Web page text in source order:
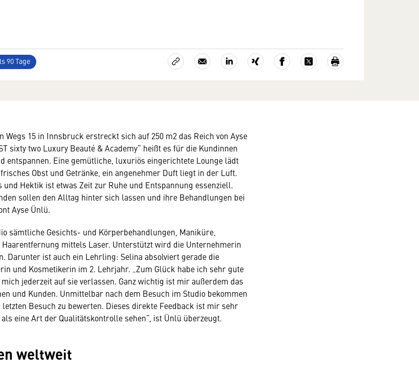
90 Tage
Wegs 15 in Innsbruck erstreckt sich auf 250 m2 das Reich von Ayse
sixty two Luxury Beauté & Academy“ heißt es für die Kundinnen
entspannen. Eine gemütliche, luxuriös eingerichtete Lounge lädt
Obst und Getränke, ein angenehmer Duft liegt in der Luft.
und Hektik ist etwas Zeit zur Ruhe und Entspannung essenziell.
sollen den Alltag hinter sich lassen und ihre Behandlungen bei
Ayse Ünlü.
sämtliche Gesichts- und Körperbehandlungen, Maniküre,
mittels Laser. Unterstützt wird die Unternehmerin
Darunter ist auch ein Lehrling: Selina absolviert gerade die
und Kosmetikerin im 2. Lehrjahr. „Zum Glück habe ich sehr gute
jederzeit auf sie verlassen. Ganz wichtig ist mir außerdem das
und Kunden. Unmittelbar nach dem Besuch im Studio bekommen
Besuch zu bewerten. Dieses direkte Feedback ist mir sehr
eine Art der Qualitätskontrolle sehen“, ist Ünlü überzeugt.
weltweit